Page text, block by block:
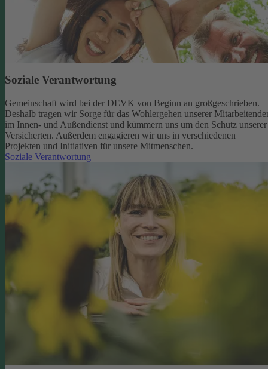
Soziale Verantwortung
Gemeinschaft wird bei der DEVK von Beginn an großgeschrieben.
Deshalb tragen wir Sorge für das Wohlergehen unserer
im Innen- und Außendienst und kümmern uns um den Schutz unserer
Versicherten. Außerdem engagieren wir uns in verschiedenen
Projekten und Initiativen für unsere Mitmenschen.
Soziale Verantwortung